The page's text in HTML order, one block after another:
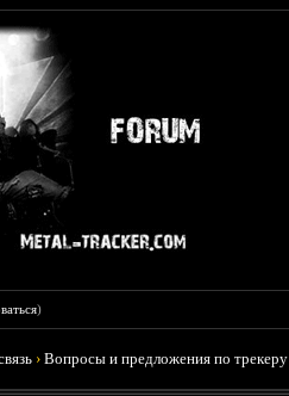
)
›Вопросы и предложения по трекеру